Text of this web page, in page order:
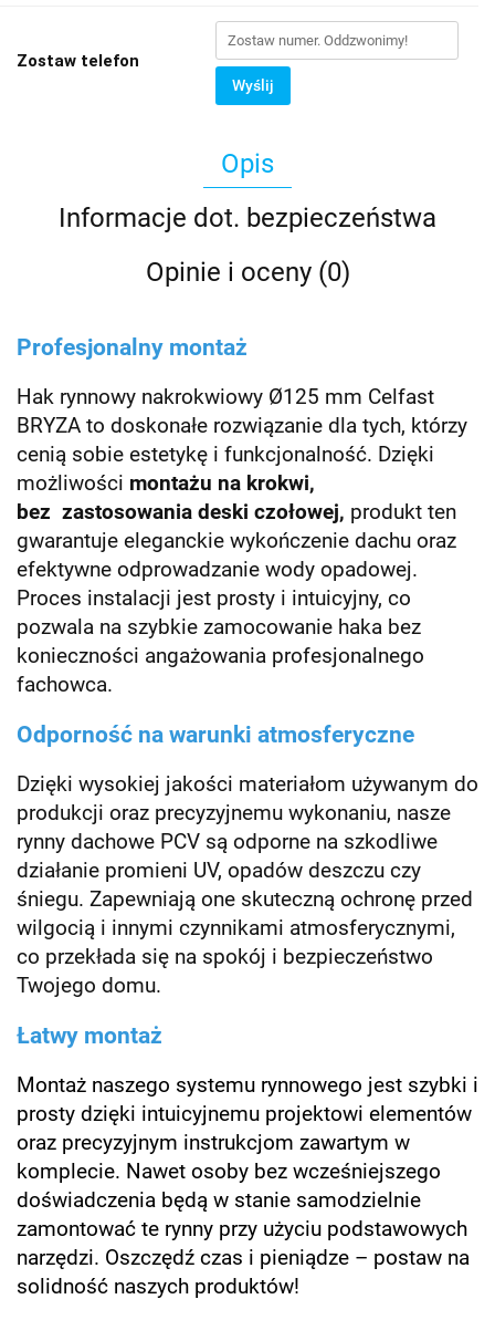
Zostaw telefon
Wyślij
Opis
Informacje dot. bezpieczeństwa
Opinie i oceny (0)
Profesjonalny montaż
Hak rynnowy nakrokwiowy Ø125 mm Celfast
BRYZA to doskonałe rozwiązanie dla tych, którzy
cenią sobie estetykę i funkcjonalność. Dzięki
możliwości montażu na krokwi,
bez zastosowania deski czołowej, produkt ten
gwarantuje eleganckie wykończenie dachu oraz
efektywne odprowadzanie wody opadowej.
Proces instalacji jest prosty i intuicyjny, co
pozwala na szybkie zamocowanie haka bez
konieczności angażowania profesjonalnego
fachowca.
Odporność na warunki atmosferyczne
Dzięki wysokiej jakości materiałom używanym do
produkcji oraz precyzyjnemu wykonaniu, nasze
rynny dachowe PCV są odporne na szkodliwe
działanie promieni UV, opadów deszczu czy
śniegu. Zapewniają one skuteczną ochronę przed
wilgocią i innymi czynnikami atmosferycznymi,
co przekłada się na spokój i bezpieczeństwo
Twojego domu.
Łatwy montaż
Montaż naszego systemu rynnowego jest szybki i
prosty dzięki intuicyjnemu projektowi elementów
oraz precyzyjnym instrukcjom zawartym w
komplecie. Nawet osoby bez wcześniejszego
doświadczenia będą w stanie samodzielnie
zamontować te rynny przy użyciu podstawowych
narzędzi. Oszczędź czas i pieniądze – postaw na
solidność naszych produktów!